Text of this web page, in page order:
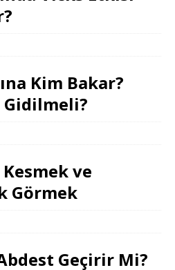
Kim Bakar?
ve
Görmek
Geçirir Mi?